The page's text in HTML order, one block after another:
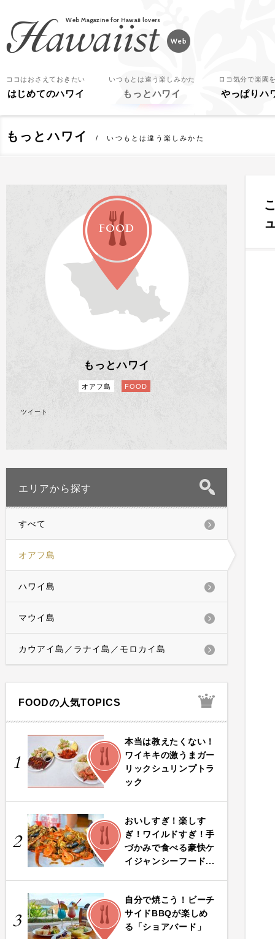
ココはおさえておきたい
はじめてのハワイ
いつもとは違う楽しみかた
もっとハワイ
ロコ気分で楽園
やっぱりハ
もっとハワイ いつもとは違う楽しみかた
FOOD
もっとハワイ
オアフ島 FOOD
ツイート
エリアから探す
すべて
オアフ島
ハワイ島
マウイ島
カウアイ島／ラナイ島／モロカイ島
FOODの人気TOPICS
1
FOOD
本当は教えたくない！
ワイキキの激うまガー
リックシュリンプトラ
ック
2
FOOD
おいしすぎ！楽しす
ぎ！ワイルドすぎ！手
づかみで食べる豪快ケ
イジャンシーフード...
3
FOOD
自分で焼こう！ビーチ
サイドBBQが楽しめ
る「ショアバード」